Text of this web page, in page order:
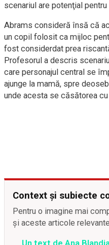
scenariul are potenţial
Abrams consideră însă că
un copil folosit ca mijloc
fost considerdat prea
Profesorul a descris
care personajul central se
ajunge la mamă, spre
unde acesta se căsătorea
Context și subiecte
Pentru o imagine mai
și aceste articole